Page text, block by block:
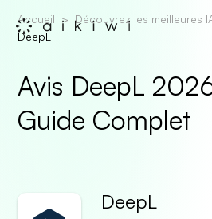
Accueil Découvrez les meilleures
DeepL
Avis DeepL
Guide Complet
DeepL